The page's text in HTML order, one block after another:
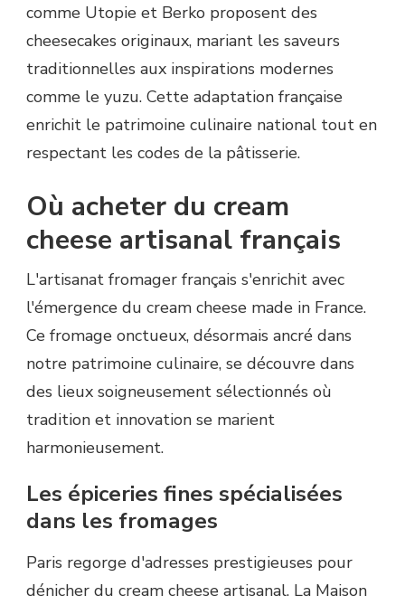
comme Utopie et Berko proposent des
cheesecakes originaux, mariant les saveurs
traditionnelles aux inspirations modernes
comme le yuzu. Cette adaptation française
enrichit le patrimoine culinaire national tout en
respectant les codes de la pâtisserie.
Où acheter du cream
cheese artisanal français
L'artisanat fromager français s'enrichit avec
l'émergence du cream cheese made in France.
Ce fromage onctueux, désormais ancré dans
notre patrimoine culinaire, se découvre dans
des lieux soigneusement sélectionnés où
tradition et innovation se marient
harmonieusement.
Les épiceries fines spécialisées
dans les fromages
Paris regorge d'adresses prestigieuses pour
dénicher du cream cheese artisanal. La Maison